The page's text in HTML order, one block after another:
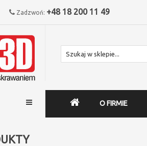
Zadzwoń: +48 18 200 11 49
O FIRMIE